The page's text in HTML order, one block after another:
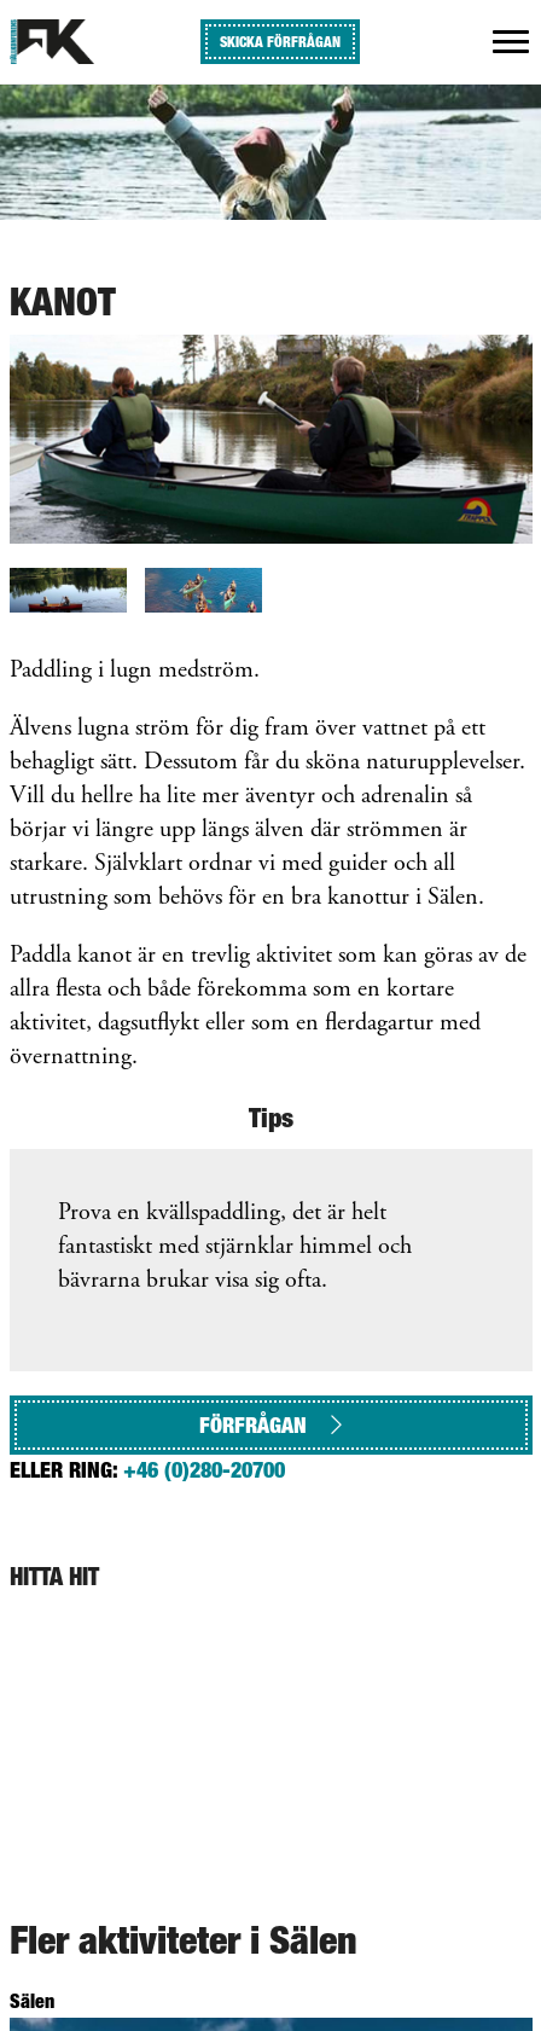
SKICKA FÖRFRÅGAN
KANOT
Paddling i lugn medström.
Älvens lugna ström för dig fram över vattnet på ett
behagligt sätt. Dessutom får du sköna naturupplevelser.
Vill du hellre ha lite mer äventyr och adrenalin så
börjar vi längre upp längs älven där strömmen är
starkare. Självklart ordnar vi med guider och all
utrustning som behövs för en bra kanottur i Sälen.
Paddla kanot är en trevlig aktivitet som kan göras av de
allra flesta och både förekomma som en kortare
aktivitet, dagsutflykt eller som en flerdagartur med
övernattning.
Tips
Prova en kvällspaddling, det är helt
fantastiskt med stjärnklar himmel och
bävrarna brukar visa sig ofta.
FÖRFRÅGAN
ELLER RING: +46 (0)280-20700
HITTA HIT
Fler aktiviteter i Sälen
Sälen